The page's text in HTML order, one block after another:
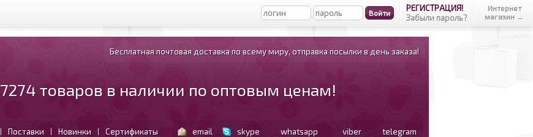
РЕГИСТРАЦИЯ!
Забыли пароль?
Интернет
магазин →
Бесплатная почтовая доставка по всему миру, отправка посылки в день заказа!
7274 товаров в наличии по оптовым ценам!
| Поставки | Новинки | Сертификаты email skype whatsapp viber telegram